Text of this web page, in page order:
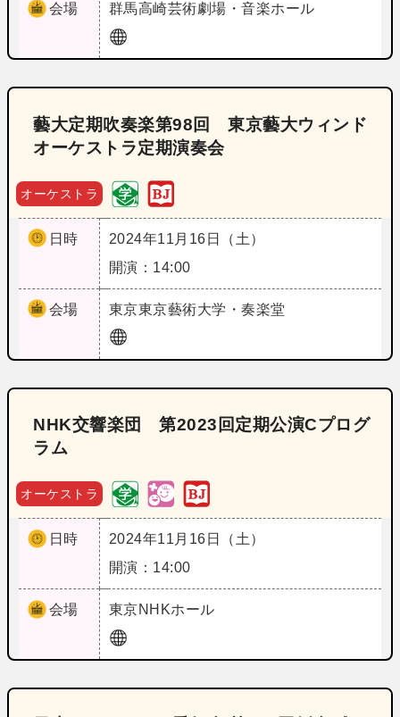
会場 群馬高崎芸術劇場・音楽ホール
藝大定期吹奏楽第98回 東京藝大ウィンド
オーケストラ定期演奏会
オーケストラ
日時
2024年11月16日（土）
開演：14:00
会場 東京東京藝術大学・奏楽堂
NHK交響楽団 第2023回定期公演Cプログ
ラム
オーケストラ
日時
2024年11月16日（土）
開演：14:00
会場 東京NHKホール